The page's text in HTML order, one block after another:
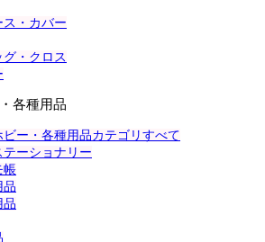
・カバー
・クロス
各種用品
ー・各種用品カテゴリすべて
ーショナリー
帳
品
品